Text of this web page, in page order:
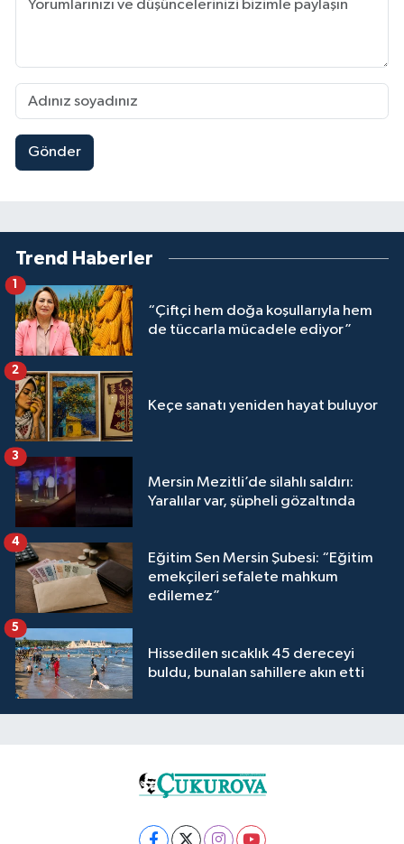
Gönder
Trend Haberler
“Çiftçi hem doğa koşullarıyla hem
de tüccarla mücadele ediyor”
1
Keçe sanatı yeniden hayat buluyor
2
Mersin Mezitli’de silahlı saldırı:
Yaralılar var, şüpheli gözaltında
3
Eğitim Sen Mersin Şubesi: “Eğitim
emekçileri sefalete mahkum
edilemez”
4
Hissedilen sıcaklık 45 dereceyi
buldu, bunalan sahillere akın etti
5